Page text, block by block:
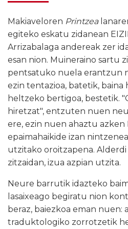
Makiaveloren Printzea
egiteko eskatu zidanean
Arrizabalaga andereak zer
esan nion. Muineraino sartu
pentsatuko nuela erantzun
ezin tentazioa, batetik, baina
heltzeko bertigoa, bestetik.
hiretzat", entzuten nuen
ere, ezin nuen ahaztu azken
epaimahaikide izan
utzitako oroitzapena.
zitzaidan, izua azpian utzita.
Neure barrutik idazteko
lasaixeago begiratu nion
beraz, baiezkoa eman
traduktologiko zorrotzetik